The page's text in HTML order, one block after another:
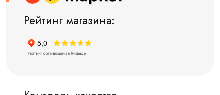
Рейтинг магазина: